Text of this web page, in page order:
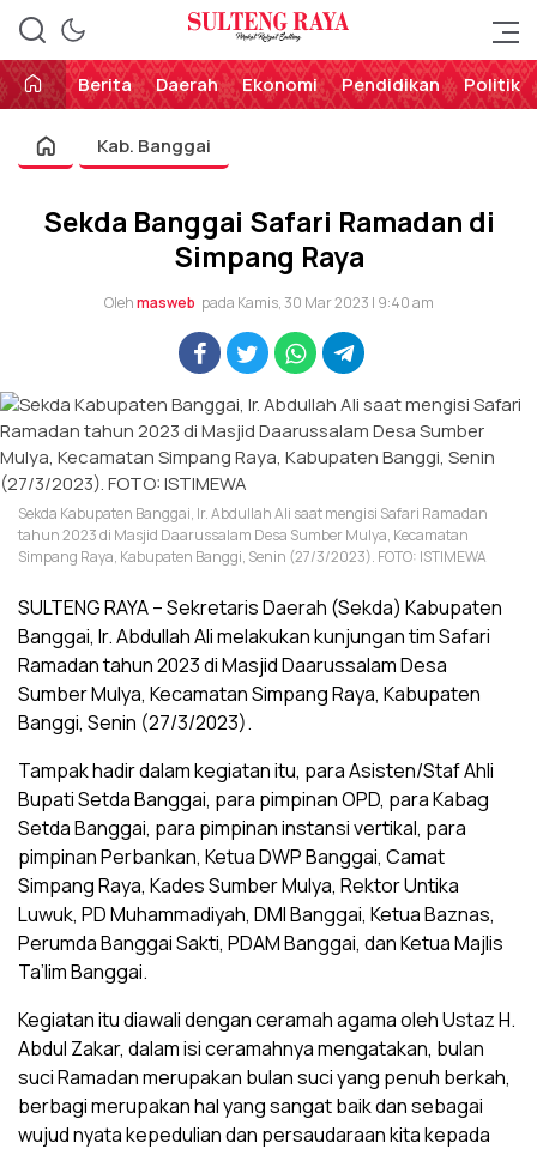
Sulteng Raya
Perekat Rakyat Sulteng
Berita
Daerah Ekonomi Pendidikan Politik
Kab. Banggai
Sekda Banggai Safari Ramadan di
Simpang Raya
Olehmasweb pada Kamis, 30 Mar 2023 | 9:40 am
Sekda Kabupaten Banggai, Ir. Abdullah Ali saat mengisi Safari Ramadan
tahun 2023 di Masjid Daarussalam Desa Sumber Mulya, Kecamatan
Simpang Raya, Kabupaten Banggi, Senin (27/3/2023). FOTO: ISTIMEWA
SULTENG RAYA – Sekretaris Daerah (Sekda) Kabupaten
Banggai, Ir. Abdullah Ali melakukan kunjungan tim Safari
Ramadan tahun 2023 di Masjid Daarussalam Desa
Sumber Mulya, Kecamatan Simpang Raya, Kabupaten
Banggi, Senin (27/3/2023).
Tampak hadir dalam kegiatan itu, para Asisten/Staf Ahli
Bupati Setda Banggai, para pimpinan OPD, para Kabag
Setda Banggai, para pimpinan instansi vertikal, para
pimpinan Perbankan, Ketua DWP Banggai, Camat
Simpang Raya, Kades Sumber Mulya, Rektor Untika
Luwuk, PD Muhammadiyah, DMI Banggai, Ketua Baznas,
Perumda Banggai Sakti, PDAM Banggai, dan Ketua Majlis
Ta’lim Banggai.
Kegiatan itu diawali dengan ceramah agama oleh Ustaz H.
Abdul Zakar, dalam isi ceramahnya mengatakan, bulan
suci Ramadan merupakan bulan suci yang penuh berkah,
berbagi merupakan hal yang sangat baik dan sebagai
wujud nyata kepedulian dan persaudaraan kita kepada